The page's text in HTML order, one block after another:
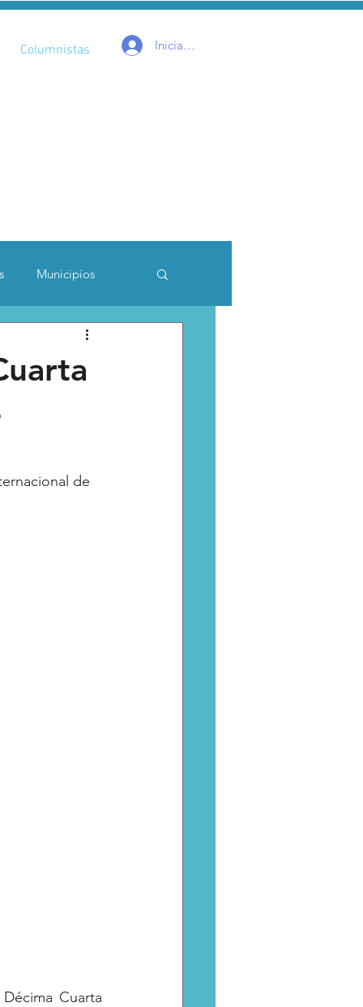
Columnistas Iniciar sesión
Municipios
de
Cuarta